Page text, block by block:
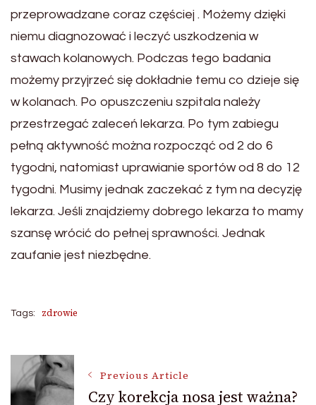
przeprowadzane coraz częściej . Możemy dzięki
niemu diagnozować i leczyć uszkodzenia w
stawach kolanowych. Podczas tego badania
możemy przyjrzeć się dokładnie temu co dzieje się
w kolanach. Po opuszczeniu szpitala należy
przestrzegać zaleceń lekarza. Po tym zabiegu
pełną aktywność można rozpocząć od 2 do 6
tygodni, natomiast uprawianie sportów od 8 do 12
tygodni. Musimy jednak zaczekać z tym na decyzję
lekarza. Jeśli znajdziemy dobrego lekarza to mamy
szansę wrócić do pełnej sprawności. Jednak
zaufanie jest niezbędne.
Tags: zdrowie
Post
Previous Article
Czy korekcja nosa jest ważna?